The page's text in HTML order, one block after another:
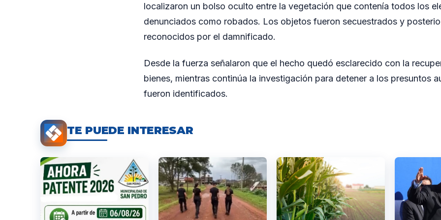
localizaron un bolso oculto entre la vegetación que contenía todos los
denunciados como robados. Los objetos fueron secuestrados y
reconocidos por el damnificado.
Desde la fuerza señalaron que el hecho quedó esclarecido con la
bienes, mientras continúa la investigación para detener a los presuntos
fueron identificados.
TE PUEDE INTERESAR